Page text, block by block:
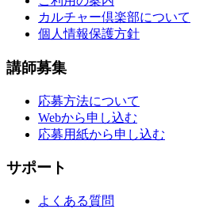
カルチャー倶楽部について
個人情報保護方針
講師募集
応募方法について
Webから申し込む
応募用紙から申し込む
サポート
よくある質問